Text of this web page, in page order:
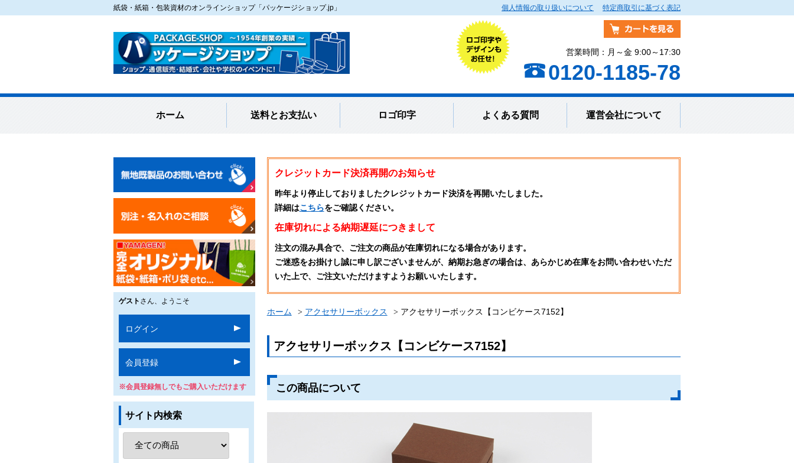
紙袋・紙箱・包装資材のオンラインショップ「パッケージショップ.jp」 特定商取引に基づく表記
個人情報の取り扱いについて
営業時間：月～金 9:00～17:30
0120-1185-78
ホーム 送料とお支払い ロゴ印字 よくある質問 運営会社について
クレジットカード決済再開のお知らせ
昨年より停止しておりましたクレジットカード決済を再開いたしました。
詳細はこちらをご確認ください。
在庫切れによる納期遅延につきまして
注文の混み具合で、ご注文の商品が在庫切れになる場合があります。
ご迷惑をお掛けし誠に申し訳ございませんが、納期お急ぎの場合は、あらかじめ在庫をお問い合わせいただ
いた上で、ご注文いただけますようお願いいたします。
ホーム アクセサリーボックス アクセサリーボックス【コンビケース7152】
アクセサリーボックス【コンビケース7152】
この商品について
ゲスト さん、ようこそ
ログイン
会員登録
※会員登録無しでもご購入いただけます
サイト内検索